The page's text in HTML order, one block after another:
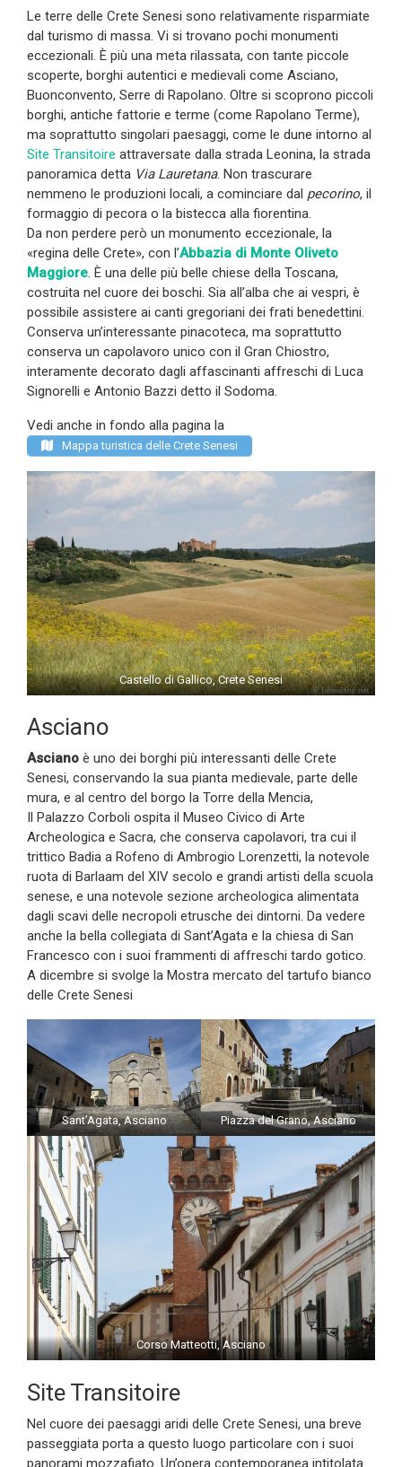
Le terre delle Crete Senesi sono relativamente risparmiate
dal turismo di massa. Vi si trovano pochi monumenti
eccezionali. È più una meta rilassata, con tante piccole
scoperte, borghi autentici e medievali come Asciano,
Buonconvento, Serre di Rapolano. Oltre si scoprono piccoli
borghi, antiche fattorie e terme (come Rapolano Terme),
ma soprattutto singolari paesaggi, come le dune intorno al
Site Transitoire attraversate dalla strada Leonina, la strada
panoramica detta Via Lauretana. Non trascurare
nemmeno le produzioni locali, a cominciare dal pecorino, il
formaggio di pecora o la bistecca alla fiorentina.
Da non perdere però un monumento eccezionale, la
«regina delle Crete», con l’Abbazia di Monte Oliveto
Maggiore. È una delle più belle chiese della Toscana,
costruita nel cuore dei boschi. Sia all’alba che ai vespri, è
possibile assistere ai canti gregoriani dei frati benedettini.
Conserva un’interessante pinacoteca, ma soprattutto
conserva un capolavoro unico con il Gran Chiostro,
interamente decorato dagli affascinanti affreschi di Luca
Signorelli e Antonio Bazzi detto il Sodoma.
Vedi anche in fondo alla pagina la
Mappa turistica delle Crete Senesi
Castello di Gallico, Crete Senesi
Asciano
Asciano è uno dei borghi più interessanti delle Crete
Senesi, conservando la sua pianta medievale, parte delle
mura, e al centro del borgo la Torre della Mencia,
Il Palazzo Corboli ospita il Museo Civico di Arte
Archeologica e Sacra, che conserva capolavori, tra cui il
trittico Badia a Rofeno di Ambrogio Lorenzetti, la notevole
ruota di Barlaam del XIV secolo e grandi artisti della scuola
senese, e una notevole sezione archeologica alimentata
dagli scavi delle necropoli etrusche dei dintorni. Da vedere
anche la bella collegiata di Sant’Agata e la chiesa di San
Francesco con i suoi frammenti di affreschi tardo gotico.
A dicembre si svolge la Mostra mercato del tartufo bianco
delle Crete Senesi
Sant’Agata, Asciano Piazza del Grano, Asciano
Corso Matteotti, Asciano
Site Transitoire
Nel cuore dei paesaggi aridi delle Crete Senesi, una breve
passeggiata porta a questo luogo particolare con i suoi
panorami mozzafiato. Un’opera contemporanea intitolata